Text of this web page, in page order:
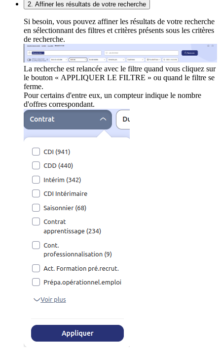
2. Affiner les résultats de votre recherche
Si besoin, vous pouvez affiner les résultats de votre recherche
en sélectionnant des filtres et critères présents sous les critères
de recherche.
La recherche est relancée avec le filtre quand vous cliquez sur
le bouton « APPLIQUER LE FILTRE » ou quand le filtre se
ferme.
Pour certains d'entre eux, un compteur indique le nombre
d'offres correspondant.